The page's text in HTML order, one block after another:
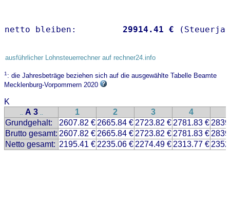
netto bleiben: 29914.41 €
ausführlicher Lohnsteuerrechner auf rechner24.info
1: die Jahresbeträge beziehen sich auf die ausgewählte Tabelle Beamte
Mecklenburg-Vorpommern 2020
K
.. A 3 .. 1 2 3 4
Grundgehalt:
2607.82 € 2665.84 € 2723.82 € 2781.83 €
Brutto gesamt: 2607.82 € 2665.84 € 2723.82 € 2781.83 €
Netto gesamt: 2195.41 € 2235.06 € 2274.49 € 2313.77 €